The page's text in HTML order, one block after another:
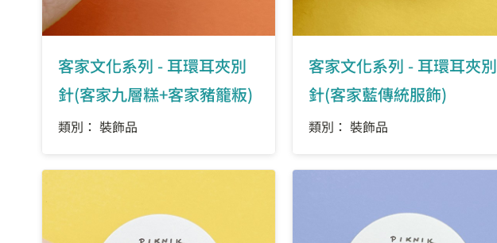
客家文化系列 - 耳環耳夾別
針(客家九層糕+客家豬籠粄)
類別： 裝飾品
客家文化系列 - 耳環耳夾別
針(客家藍傳統服飾)
類別： 裝飾品